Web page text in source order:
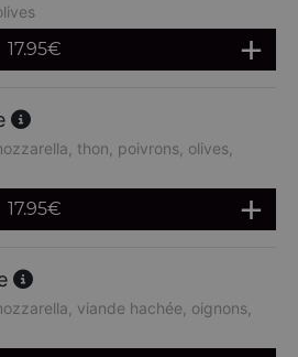
17.95€
thon, poivrons, olives,
17.95€
viande hachée, oignons,